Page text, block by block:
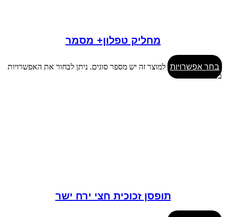
מחליק טפלון+ מסמר
בחר אפשרויות למוצר זה יש מספר סוגים. ניתן לבחור את האפשרויות
בעמוד המוצר
תופסן זכוכית חצי ירח ישר